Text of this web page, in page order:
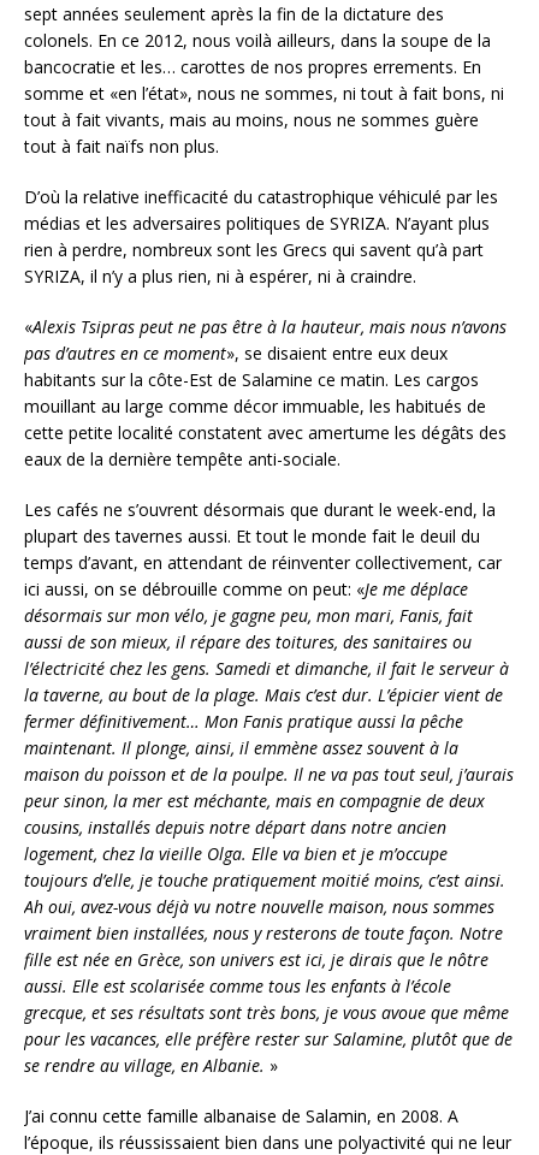
sept années seulement après la fin de la dictature des
colonels. En ce 2012, nous voilà ailleurs, dans la soupe de la
bancocratie et les… carottes de nos propres errements. En
somme et «en l’état», nous ne sommes, ni tout à fait bons, ni
tout à fait vivants, mais au moins, nous ne sommes guère
tout à fait naïfs non plus.
D’où la relative inefficacité du catastrophique véhiculé par les
médias et les adversaires politiques de SYRIZA. N’ayant plus
rien à perdre, nombreux sont les Grecs qui savent qu’à part
SYRIZA, il n’y a plus rien, ni à espérer, ni à craindre.
«Alexis Tsipras peut ne pas être à la hauteur, mais nous n’avons
pas d’autres en ce moment», se disaient entre eux deux
habitants sur la côte-Est de Salamine ce matin. Les cargos
mouillant au large comme décor immuable, les habitués de
cette petite localité constatent avec amertume les dégâts des
eaux de la dernière tempête anti-sociale.
Les cafés ne s’ouvrent désormais que durant le week-end, la
plupart des tavernes aussi. Et tout le monde fait le deuil du
temps d’avant, en attendant de réinventer collectivement, car
ici aussi, on se débrouille comme on peut: «Je me déplace
désormais sur mon vélo, je gagne peu, mon mari, Fanis, fait
aussi de son mieux, il répare des toitures, des sanitaires ou
l’électricité chez les gens. Samedi et dimanche, il fait le serveur à
la taverne, au bout de la plage. Mais c’est dur. L’épicier vient de
fermer définitivement… Mon Fanis pratique aussi la pêche
maintenant. Il plonge, ainsi, il emmène assez souvent à la
maison du poisson et de la poulpe. Il ne va pas tout seul, j’aurais
peur sinon, la mer est méchante, mais en compagnie de deux
cousins, installés depuis notre départ dans notre ancien
logement, chez la vieille Olga. Elle va bien et je m’occupe
toujours d’elle, je touche pratiquement moitié moins, c’est ainsi.
Ah oui, avez-vous déjà vu notre nouvelle maison, nous sommes
vraiment bien installées, nous y resterons de toute façon. Notre
fille est née en Grèce, son univers est ici, je dirais que le nôtre
aussi. Elle est scolarisée comme tous les enfants à l’école
grecque, et ses résultats sont très bons, je vous avoue que même
pour les vacances, elle préfère rester sur Salamine, plutôt que de
se rendre au village, en Albanie. »
J’ai connu cette famille albanaise de Salamin, en 2008. A
l’époque, ils réussissaient bien dans une polyactivité qui ne leur